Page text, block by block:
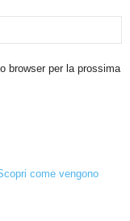
browser per la prossima
come vengono